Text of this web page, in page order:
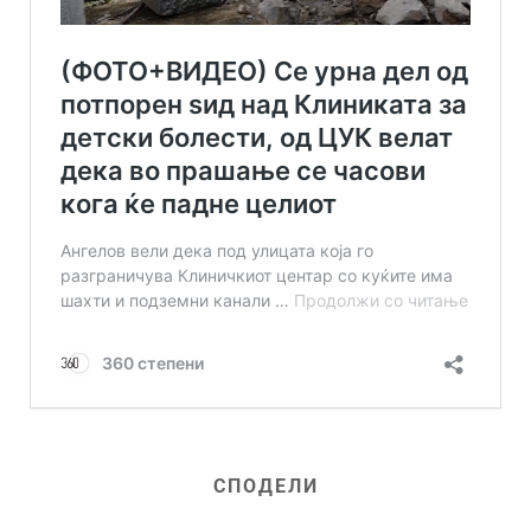
СПОДЕЛИ